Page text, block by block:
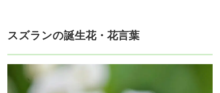
スズランの誕生花・花言葉